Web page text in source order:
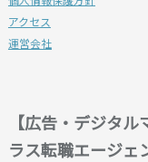
（求人企業を含み
譲渡することをで
し、利用にかかわ
す。
アクセス
運営会社
【広告・デジタ
ラス転職エージ